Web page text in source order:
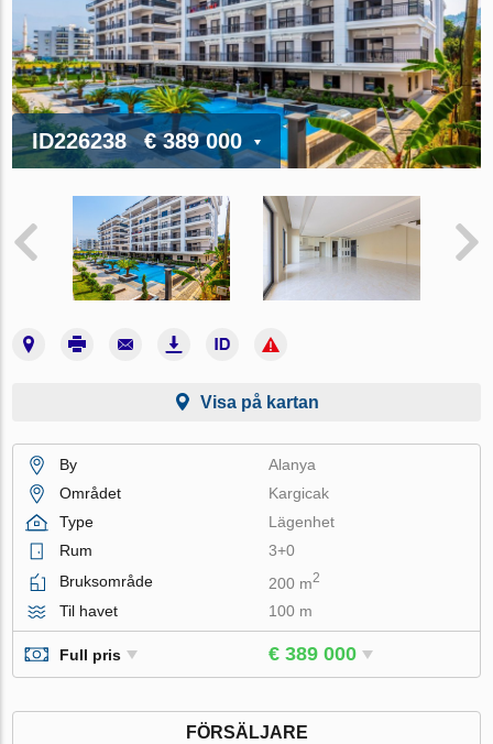
ID226238 € 389 000
Visa på kartan
By
Alanya
Området
Kargicak
Type
Lägenhet
Rum
3+0
Bruksområde
200 m2
Til havet 100 m
Full pris € 389 000
FÖRSÄLJARE